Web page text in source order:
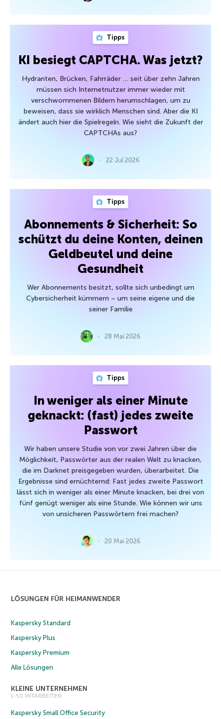
Tipps
KI besiegt CAPTCHA. Was jetzt?
Hydranten, Brücken, Fahrräder … seit über zehn Jahren
müssen sich Internetnutzer immer wieder mit
verschwommenen Bildern herumschlagen, um zu
beweisen, dass sie wirklich Menschen sind. Aber die KI
ändert auch hier die Spielregeln. Wie sieht die Zukunft der
CAPTCHAs aus?
22 Jul 2026
Tipps
Abonnements & Sicherheit: So
schützt du deine Konten, deinen
Geldbeutel und deine
Gesundheit
Wer Abonnements besitzt, sollte sich unbedingt um
Cybersicherheit kümmern – um seine eigene und die
seiner Familie
28 Mai 2026
Tipps
In weniger als einer Minute
geknackt: (fast) jedes zweite
Passwort
Wir haben unsere Studie von vor zwei Jahren über die
Möglichkeit, Passwörter aus der realen Welt zu knacken,
die im Darknet preisgegeben wurden, überarbeitet. Die
Ergebnisse sind ernüchternd: Fast jedes zweite Passwort
lässt sich in weniger als einer Minute knacken, bei drei von
fünf genügt weniger als eine Stunde. Wie können wir uns
von unsicheren Passwörtern frei machen?
20 Mai 2026
LÖSUNGEN FÜR HEIMANWENDER
Kaspersky Standard
Kaspersky Plus
Kaspersky Premium
Alle Lösungen
KLEINE UNTERNEHMEN
1-50 MITARBEITER
Kaspersky Small Office Security